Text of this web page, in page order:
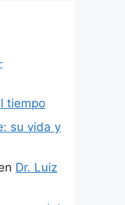
tiempo
su vida y
Dr. Luiz